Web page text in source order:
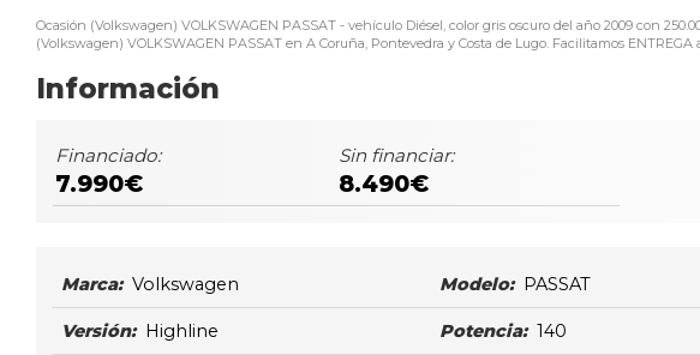
Ocasión (Volkswagen) VOLKSWAGEN PASSAT - vehículo Diésel, color gris oscuro del año 2009 con
(Volkswagen) VOLKSWAGEN PASSAT en A Coruña, Pontevedra y Costa de Lugo. Facilitamos
Información
Financiado:
7.990€
Sin financiar:
8.490€
Marca: Volkswagen Modelo: PASSAT
Versión: Highline Potencia: 140